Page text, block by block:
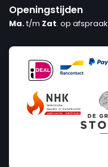
Openingstijden
Ma.t/m Zat. op afspraak